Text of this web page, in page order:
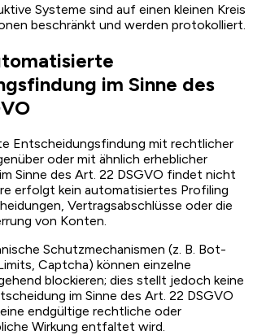
Systeme sind auf einen kleinen Kreis
beschränkt und werden protokolliert.
im Sinne des
Entscheidungsfindung mit rechtlicher
oder mit ähnlich erheblicher
Sinne des Art. 22 DSGVO findet nicht
erfolgt kein automatisiertes Profiling
Vertragsabschlüsse oder die
von Konten.
Schutzmechanismen (z. B. Bot-
Captcha) können einzelne
blockieren; dies stellt jedoch keine
im Sinne des Art. 22 DSGVO
endgültige rechtliche oder
Wirkung entfaltet wird.